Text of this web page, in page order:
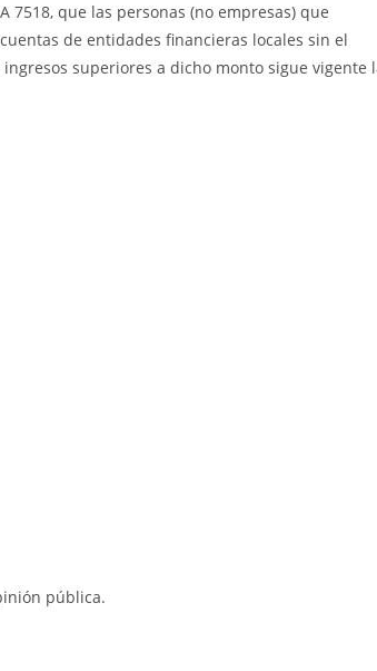
7518, que las personas (no empresas) que
de entidades financieras locales sin el
superiores a dicho monto sigue vigente
pública.